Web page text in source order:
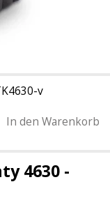
v
In den Warenkorb
4630 -